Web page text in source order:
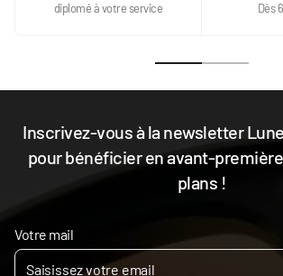
diplomé à votre service Dès
Inscrivez-vous à la newsletter
pour bénéficier en avant-
plans !
Votre mail